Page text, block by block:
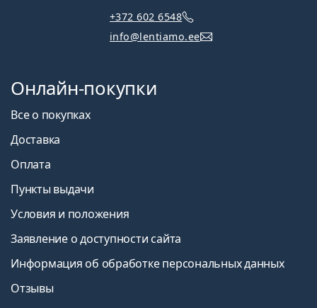
+372 602 6548
info@lentiamo.ee
Онлайн-покупки
Все о покупках
Доставка
Оплата
Пункты выдачи
Условия и положения
Заявление о доступности сайта
Информация об обработке персональных данных
Отзывы